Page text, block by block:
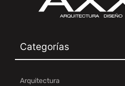
Categorías
Arquitectura